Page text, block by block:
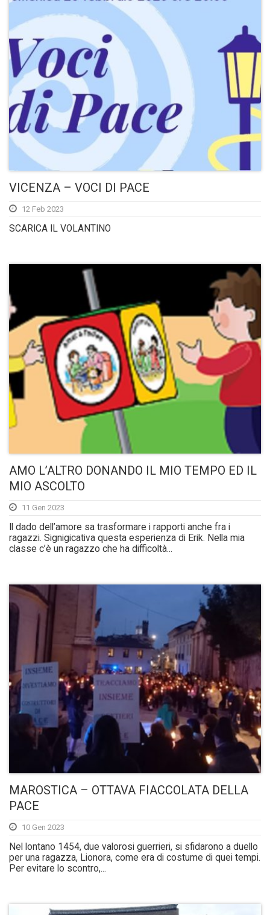
VICENZA – VOCI DI PACE
12 Feb 2023
SCARICA IL VOLANTINO
AMO L’ALTRO DONANDO IL MIO TEMPO ED IL
MIO ASCOLTO
11 Gen 2023
Il dado dell’amore sa trasformare i rapporti anche fra i
ragazzi. Signigicativa questa esperienza di Erik. Nella mia
classe c’è un ragazzo che ha difficoltà...
MAROSTICA – OTTAVA FIACCOLATA DELLA
PACE
10 Gen 2023
Nel lontano 1454, due valorosi guerrieri, si sfidarono a duello
per una ragazza, Lionora, come era di costume di quei tempi.
Per evitare lo scontro,...